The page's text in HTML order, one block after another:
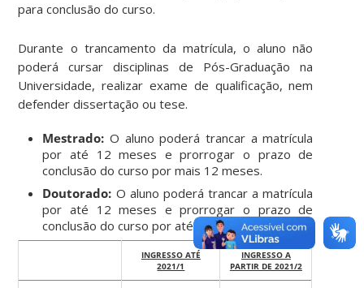
para conclusão do curso.
Durante o trancamento da matrícula, o aluno não
poderá cursar disciplinas de Pós-Graduação na
Universidade, realizar exame de qualificação, nem
defender dissertação ou tese.
Mestrado:O aluno poderá trancar a matrícula
por até 12 meses e prorrogar o prazo de
conclusão do curso por mais 12 meses.
Doutorado: O aluno poderá trancar a matrícula
por até 12 meses e prorrogar o prazo de
conclusão do curso por até 24 meses.
INGRESSO ATÉ
2021/1
INGRESSO A
PARTIR DE 2021/2